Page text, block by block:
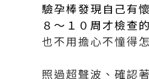
驗孕棒發現自己有
８～１０周才檢查
也不用擔心不憧得
照過超聲波、確認